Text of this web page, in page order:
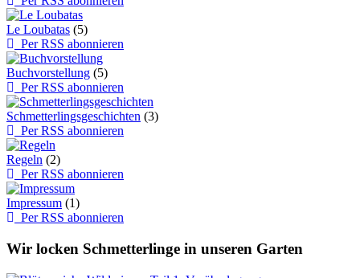
Le Loubatas (5)
Per RSS abonnieren
Buchvorstellung (5)
Per RSS abonnieren
Schmetterlingsgeschichten (3)
Per RSS abonnieren
Regeln (2)
Per RSS abonnieren
Impressum (1)
Per RSS abonnieren
Wir locken Schmetterlinge in unseren Garten